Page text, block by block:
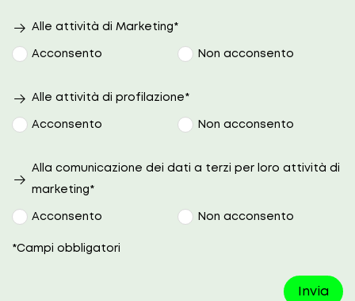
Alle attività di Marketing*
Acconsento Non acconsento
Alle attività di profilazione*
Acconsento Non acconsento
Alla comunicazione dei dati a terzi per loro attività di
marketing*
Acconsento Non acconsento
*Campi obbligatori
Invia